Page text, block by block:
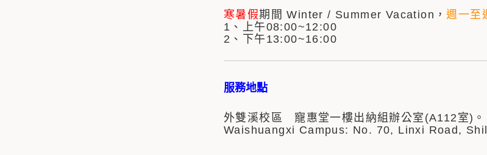
寒暑假期間 Winter / Summer Vacation，週一至
1、上午08:00~12:00
2、下午13:00~16:00
服務地點
外雙溪校區 寵惠堂一樓出納組辦公室(A112室)。
Waishuangxi Campus: No. 70, Linxi Road,